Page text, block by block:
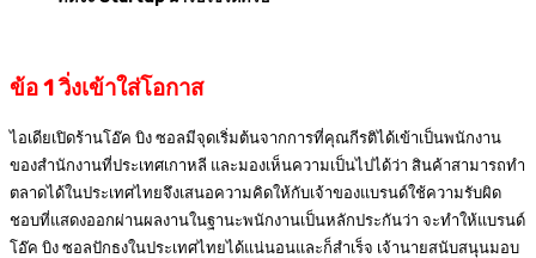
ข้อ 1 วิ่งเข้าใส่โอกาส
ไอเดียเปิดร้านโอ๊ค บิง ซอลมีจุดเริ่มต้นจากการที่คุณกีรติได้เข้าเป็นพนักงาน
ของสำนักงานที่ประเทศเกาหลี และมองเห็นความเป็นไปได้ว่า สินค้าสามารถทำ
ตลาดได้ในประเทศไทยจึงเสนอความคิดให้กับเจ้าของแบรนด์ใช้ความรับผิด
ชอบที่แสดงออกผ่านผลงานในฐานะพนักงานเป็นหลักประกันว่า จะทำให้แบรนด์
โอ๊ค บิง ซอลปักธงในประเทศไทยได้แน่นอนและก็สำเร็จ เจ้านายสนับสนุนมอบ